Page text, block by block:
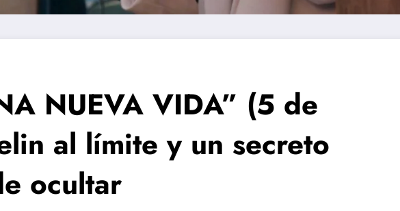
NUEVA VIDA” (5 de
al límite y un secreto
ocultar